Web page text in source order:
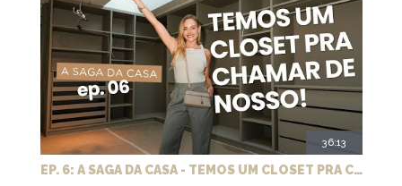
36:13
EP. 6: A SAGA DA CASA - TEMOS UM CLOSET PRA CHAMAR DE NOSSO + MARCENARIA E PAISAGISMO